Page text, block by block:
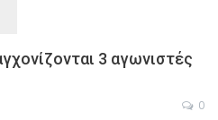
3 αγωνιστές
0